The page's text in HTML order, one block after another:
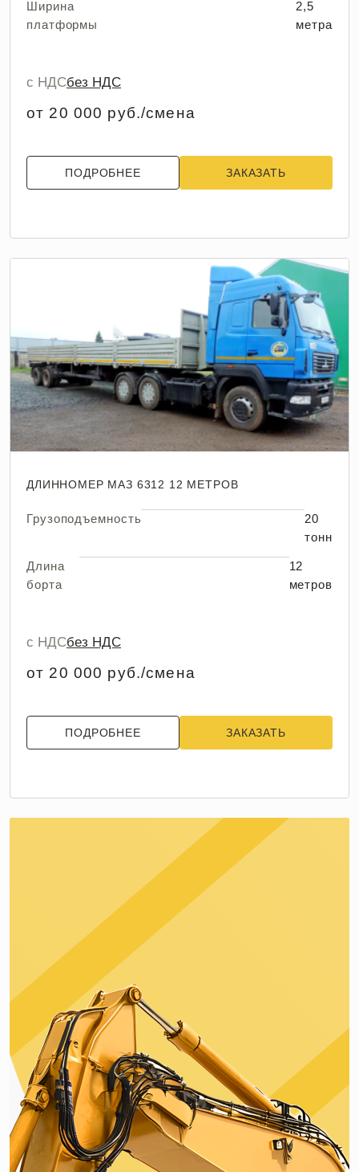
Ширина
платформы
2,5
метра
с НДСбез НДС
от 20 000 руб./смена
ПОДРОБНЕЕ ЗАКАЗАТЬ
ДЛИННОМЕР МАЗ 6312 12 МЕТРОВ
Грузоподъемность
20
тонн
Длина
борта
12
метров
с НДСбез НДС
от 20 000 руб./смена
ПОДРОБНЕЕ ЗАКАЗАТЬ